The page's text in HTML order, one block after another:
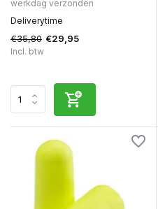
werkdag verzonden
Deliverytime
€35,80 €29,95
Incl. btw